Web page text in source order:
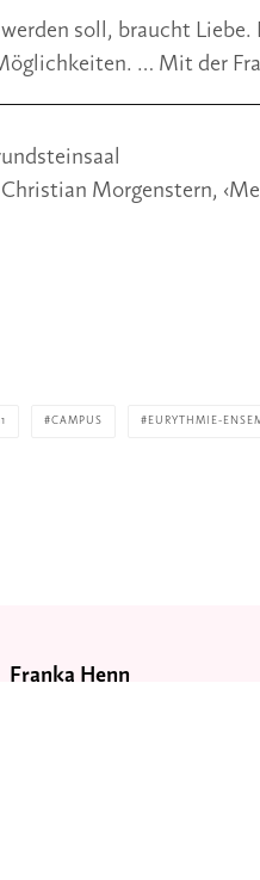
soll, braucht
… Mit der
Christian Morgenstern,
CAMPUS EURYTHMIE-
Franka Henn